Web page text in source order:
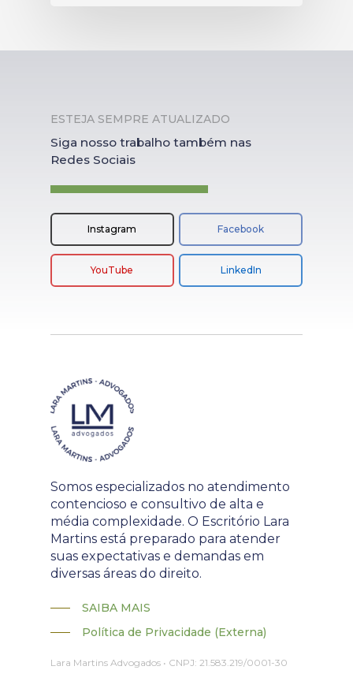
ESTEJA SEMPRE ATUALIZADO
Siga nosso trabalho também nas
Redes Sociais
Instagram Facebook
YouTube LinkedIn
Somos especializados no atendimento
contencioso e consultivo de alta e
média complexidade. O Escritório Lara
Martins está preparado para atender
suas expectativas e demandas em
diversas áreas do direito.
SAIBA MAIS
Política de Privacidade (Externa)
Lara Martins Advogados • CNPJ: 21.583.219/0001-30